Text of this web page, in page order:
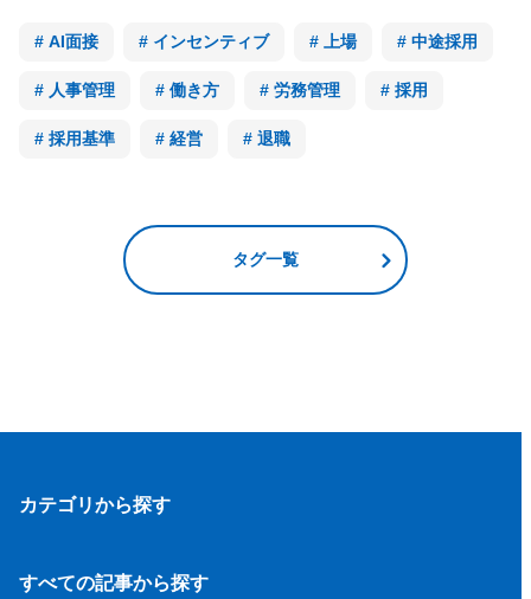
AI面接 インセンティブ 上場 中途採用
人事管理 働き方 労務管理 採用
採用基準 経営 退職
タグ一覧
カテゴリから探す
モチベーション管理
すべての記事から探す